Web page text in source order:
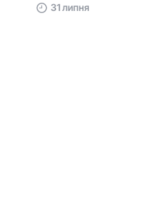
31 липня